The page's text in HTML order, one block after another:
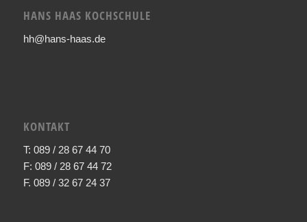
HANS HAAS KOCHSCHULE
hh@hans-haas.de
KONTAKT
T: 089 / 28 67 44 70
F: 089 / 28 67 44 72
F. 089 / 32 67 24 37